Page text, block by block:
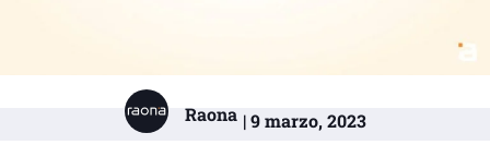
Raona | 9 marzo, 2023